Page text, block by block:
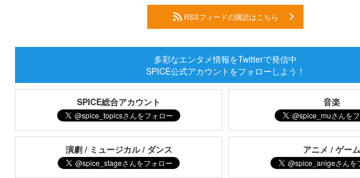
RSSフィードの購読はこちら
多彩なエンタメ情報をTwitterで発信中
SPICE公式アカウントをフォローしよう！
SPICE総合アカウント 音楽
演劇 / ミュージカル / ダンス アニメ / ゲー